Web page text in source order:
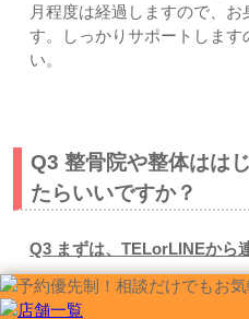
月程度は経過しますので、
す。しっかりサポートします
い。
Q3 整骨院や整体はは
たらいいですか？
Q3 まずは、TELorLINEから
一人で悩まず、お気軽にご連
寧に対応しますので、ご安心